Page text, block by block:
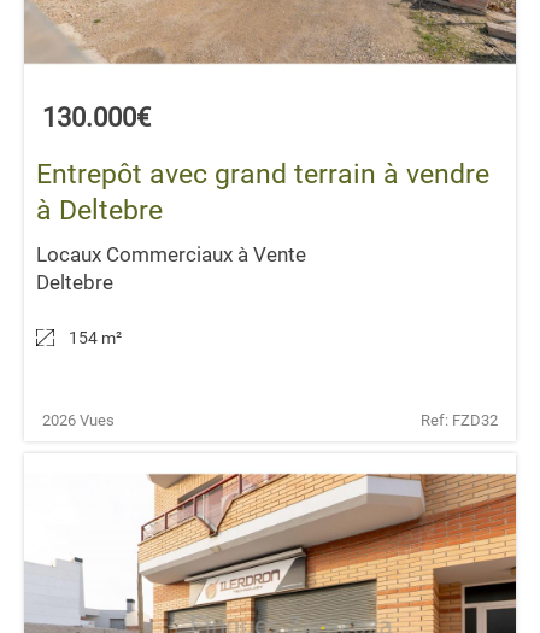
130.000€
Entrepôt avec grand terrain à vendre
à Deltebre
Locaux Commerciaux à Vente
Deltebre
154 m²
2026 Vues Ref: FZD32